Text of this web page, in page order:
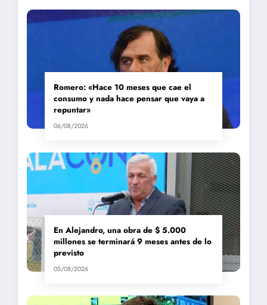
Romero: «Hace 10 meses que cae el
consumo y nada hace pensar que vaya a
repuntar»
06/08/2026
En Alejandro, una obra de $ 5.000
millones se terminará 9 meses antes de lo
previsto
05/08/2026